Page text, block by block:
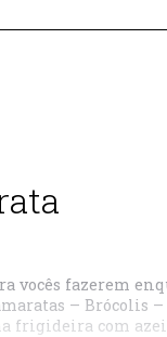
vocês fazerem
– Brócolis
frigideira com